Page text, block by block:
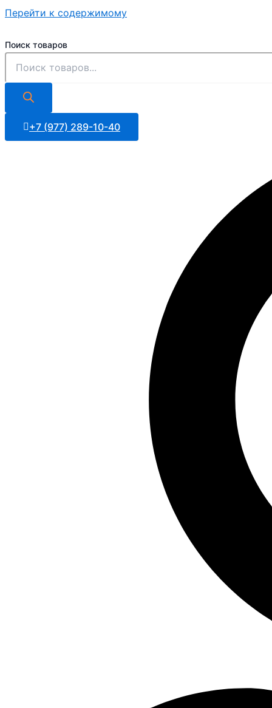
Перейти к содержимому
Поиск товаров
+7 (977) 289-10-40